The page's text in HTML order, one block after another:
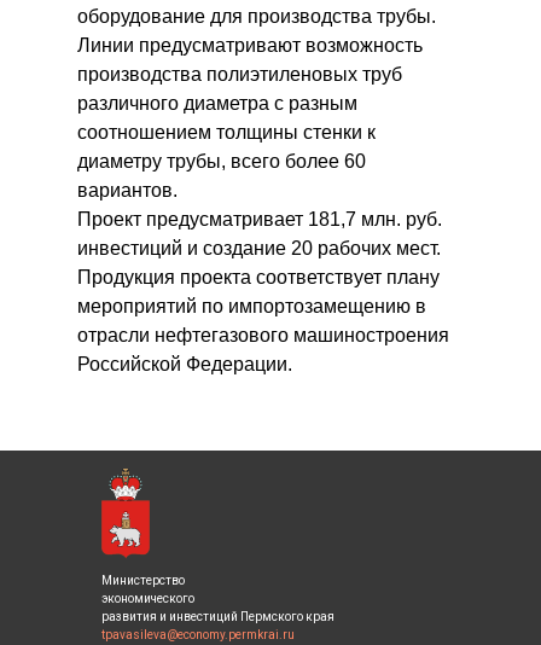
оборудование для производства трубы.
Линии предусматривают возможность
производства полиэтиленовых труб
различного диаметра с разным
соотношением толщины стенки к
диаметру трубы, всего более 60
вариантов.
Проект предусматривает 181,7 млн. руб.
инвестиций и создание 20 рабочих мест.
Продукция проекта соответствует плану
мероприятий по импортозамещению в
отрасли нефтегазового машиностроения
Российской Федерации.
Министерство
экономического
развития и инвестиций Пермского края
tpavasileva@economy.permkrai.ru